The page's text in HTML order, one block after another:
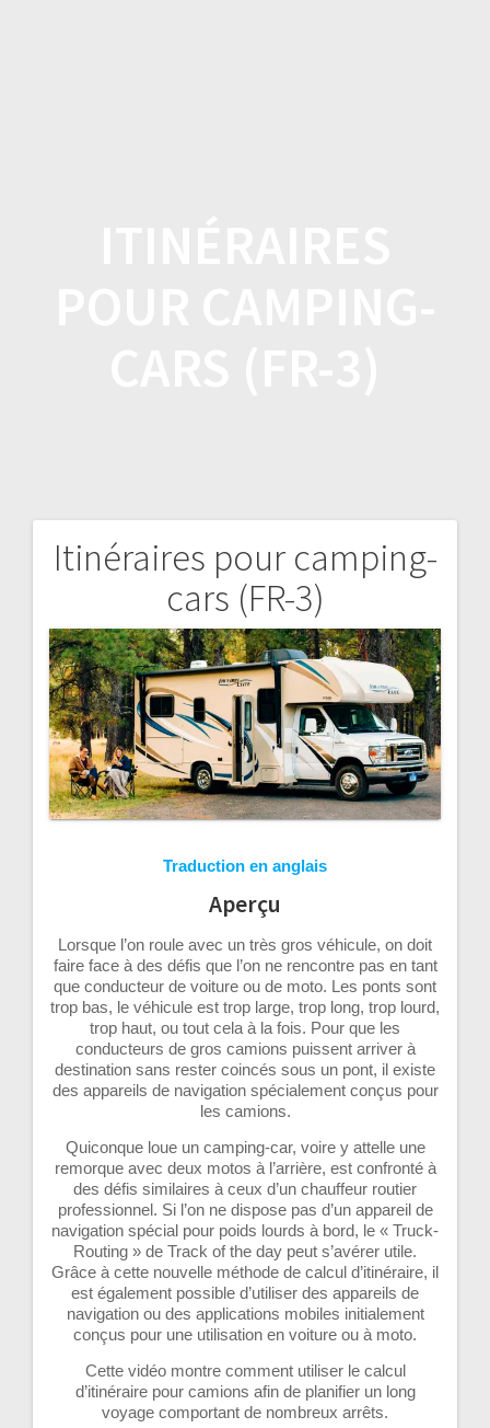
Itinéraires pour camping-
cars (FR-3)
Traduction en anglais
Aperçu
Lorsque l’on roule avec un très gros véhicule, on doit
faire face à des défis que l’on ne rencontre pas en tant
que conducteur de voiture ou de moto. Les ponts sont
trop bas, le véhicule est trop large, trop long, trop lourd,
trop haut, ou tout cela à la fois. Pour que les
conducteurs de gros camions puissent arriver à
destination sans rester coincés sous un pont, il existe
des appareils de navigation spécialement conçus pour
les camions.
Quiconque loue un camping-car, voire y attelle une
remorque avec deux motos à l’arrière, est confronté à
des défis similaires à ceux d’un chauffeur routier
professionnel. Si l’on ne dispose pas d’un appareil de
navigation spécial pour poids lourds à bord, le « Truck-
Routing » de Track of the day peut s’avérer utile.
Grâce à cette nouvelle méthode de calcul d’itinéraire, il
est également possible d’utiliser des appareils de
navigation ou des applications mobiles initialement
conçus pour une utilisation en voiture ou à moto.
Cette vidéo montre comment utiliser le calcul
d’itinéraire pour camions afin de planifier un long
voyage comportant de nombreux arrêts.
Navigation
l’article